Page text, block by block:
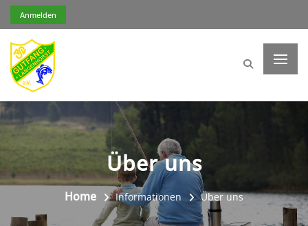
Anmelden
Über uns
Home Informationen Über uns